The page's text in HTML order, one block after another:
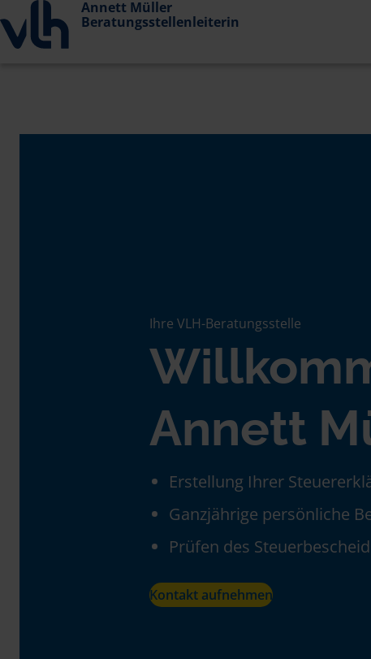
Annett Müller
Beratungsstellenleiterin
Ihre VLH-Beratungsstelle
Annett
Erstellung Ihrer
Ganzjährige persönliche
Prüfen des
Kontakt aufnehmen